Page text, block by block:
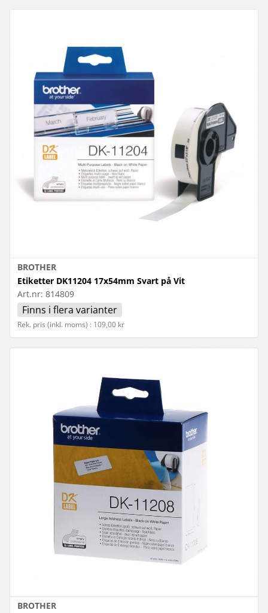
BROTHER
Etiketter DK11204 17x54mm Svart på Vit
Art.nr: 814809
Finns i flera varianter
Rek. pris (inkl. moms) : 109,00 kr
BROTHER